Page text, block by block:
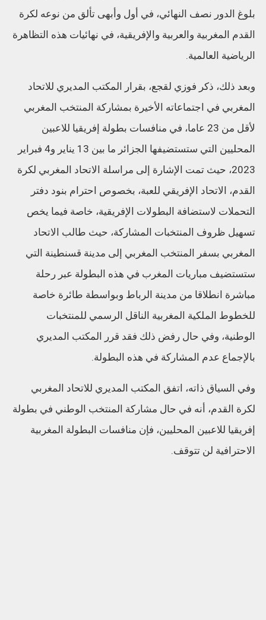
بلوغ الدور نصف النهائي، في أول وأبهى تألق من نوعه لكرة
القدم المغربية والعربية والإفريقية، في نهائيات هذه التظاهرة
الرياضية العالمية.
وبعد ذلك، ذكر فوزي لقجع، بقرار المكتب المديري للاتحاد
المغربي في اجتماعاته الأخيرة بمشاركة المنتخب المغربي
لأقل من 23 عاما، في منافسات بطولة إفريقيا للاعبين
المحليين التي ستستضيفها الجزائر ما بين 13 يناير و4 فبراير
2023، حيث تمت الإشارة إلى مراسلة الاتحاد المغربي لكرة
القدم، الاتحاد الإفريقي للعبة، بخصوص احترام بنود دفتر
التحملات لاستضافة البطولات الإفريقية، خاصة فيما يخص
تسهيل ظروف المنتخبات المشاركة، حيث طالب الاتحاد
المغربي بسفر المنتخب المغربي إلى مدينة قسنطينة التي
ستستضيف مباريات المغرب في هذه البطولة عبر رحلة
مباشرة انطلاقا من مدينة الرباط وبواسطة طائرة خاصة
للخطوط الملكية المغربية الناقل الرسمي للمنتخبات
الوطنية، وفي حال رفض ذلك فقد قرر المكتب المديري
بالإجماع عدم المشاركة في هذه البطولة.
وفي السياق ذاته، اتفق المكتب المديري للاتحاد المغربي
لكرة القدم، أنه في حال مشاركة المنتخب الوطني في بطولة
إفريقيا للاعبين المحليين، فإن منافسات البطولة المغربية
الاحترافية لن تتوقف.